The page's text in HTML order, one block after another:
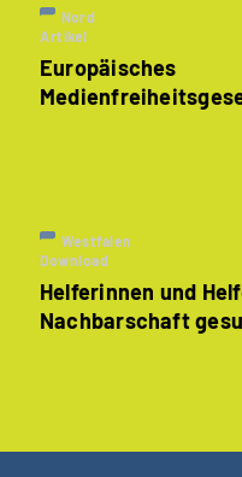
Nord
Artikel
Europäisches
Westfalen
Download
Helferinnen und
Nachbarschaft